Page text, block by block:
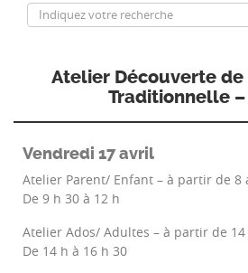
Atelier Découverte
Traditionnelle –
Vendredi 17 avril
Atelier Parent/ Enfant – à partir de 8
De 9 h 30 à 12 h
Atelier Ados/ Adultes – à partir de 14
De 14 h à 16 h 30